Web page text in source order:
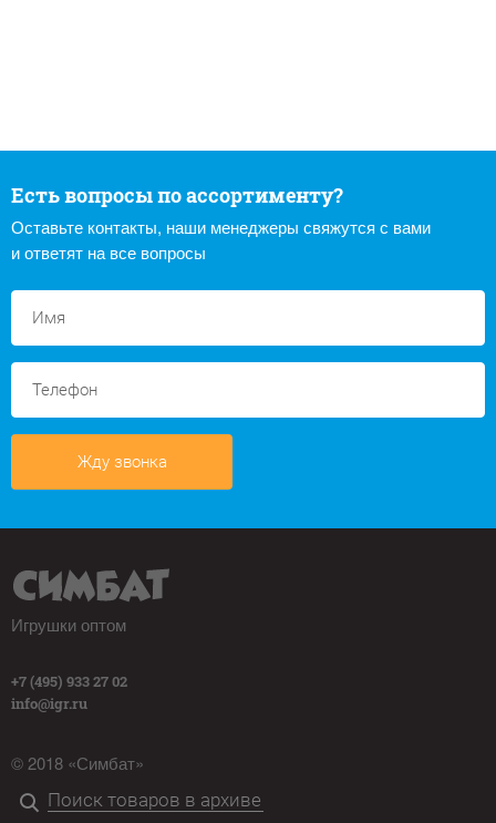
Есть вопросы по ассортименту?
Оставьте контакты, наши менеджеры свяжутся с вами
и ответят на все вопросы
Жду звонка
Игрушки оптом
+7 (495) 933 27 02
info@igr.ru
© 2018 «Симбат»